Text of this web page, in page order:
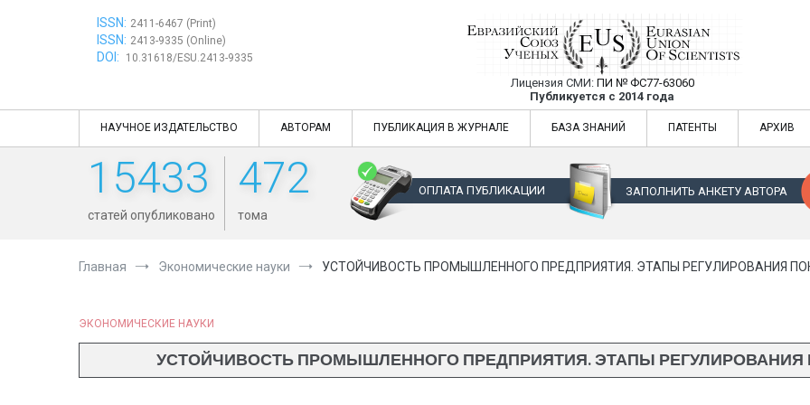
ISSN: 2411-6467 (Print)
ISSN: 2413-9335 (Online)
DOI: 10.31618/ESU.2413-9335
Евразийский Союз Ученых —
Лицензия СМИ: ПИ № ФС77-63060
Публикуется с 2014 года
Евразийский Союз Ученых — публикация научных статей в
НАУЧНОЕ ИЗДАТЕЛЬСТВО АВТОРАМ ПУБЛИКАЦИЯ В ЖУРНАЛЕ БАЗА ЗНАНИЙ ПАТЕНТЫ АРХИВ
15433
статей опубликовано
472
тома
ОПЛАТА ПУБЛИКАЦИИ ЗАПОЛНИТЬ АНКЕТУ АВТОРА
Главная Экономические науки УСТОЙЧИВОСТЬ ПРОМЫШЛЕННОГО ПРЕДПРИЯТИЯ. ЭТАПЫ РЕГУЛИРОВАНИЯ
ЭКОНОМИЧЕСКИЕ НАУКИ
УСТОЙЧИВОСТЬ ПРОМЫШЛЕННОГО ПРЕДПРИЯТИЯ. ЭТАПЫ РЕГУЛИРОВАНИЯ